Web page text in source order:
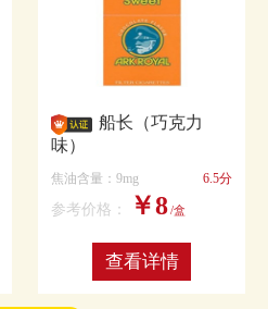
船长（巧克力
味）
焦油含量：9mg 6.5分
参考价格： ￥8/盒
查看详情